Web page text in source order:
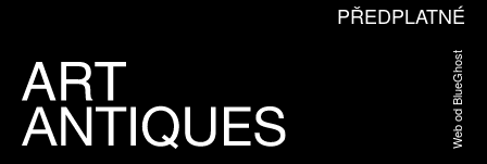
PŘEDPLATNÉ
Web od BlueGhost